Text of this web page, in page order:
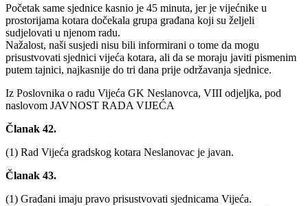
Početak same sjednice kasnio je 45 minuta, jer je vijećnike u
prostorijama kotara dočekala grupa građana koji su željeli
sudjelovati u njenom radu.
Nažalost, naši susjedi nisu bili informirani o tome da mogu
prisustvovati sjednici vijeća kotara, ali da se moraju javiti pismenim
putem tajnici, najkasnije do tri dana prije održavanja sjednice.
Iz Poslovnika o radu Vijeća GK Neslanovca, VIII odjeljka, pod
naslovom JAVNOST RADA VIJEĆA
Članak 42.
(1) Rad Vijeća gradskog kotara Neslanovac je javan.
Članak 43.
(1) Građani imaju pravo prisustvovati sjednicama Vijeća.